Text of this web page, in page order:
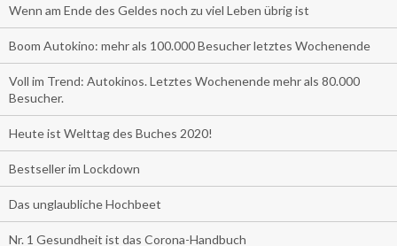
Wenn am Ende des Geldes noch zu viel Leben übrig ist
Boom Autokino: mehr als 100.000 Besucher letztes Wochenende
Voll im Trend: Autokinos. Letztes Wochenende mehr als 80.000
Besucher.
Heute ist Welttag des Buches 2020!
Bestseller im Lockdown
Das unglaubliche Hochbeet
Nr. 1 Gesundheit ist das Corona-Handbuch